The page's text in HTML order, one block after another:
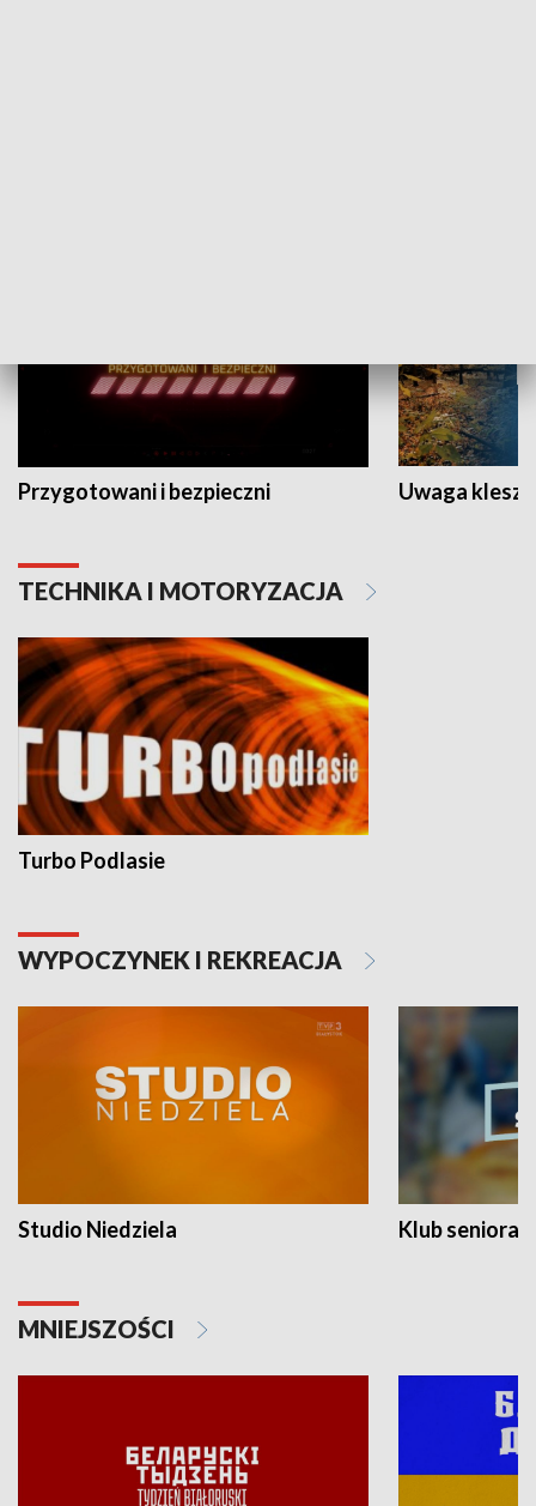
Przygotowani i bezpieczni Uwaga
TECHNIKA I MOTORYZACJA
Turbo Podlasie
WYPOCZYNEK I REKREACJA
Studio Niedziela Klub seniora
MNIEJSZOŚCI